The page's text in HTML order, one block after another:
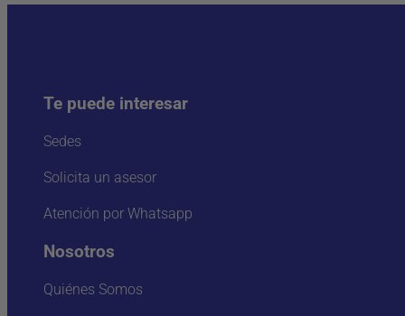
Te puede interesar
Sedes
Solicita un asesor
Atención por Whatsapp
Nosotros
Quiénes Somos